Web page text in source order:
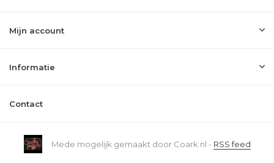
Mijn account
Informatie
Contact
Mede mogelijk gemaakt door Coark.nl - RSS feed